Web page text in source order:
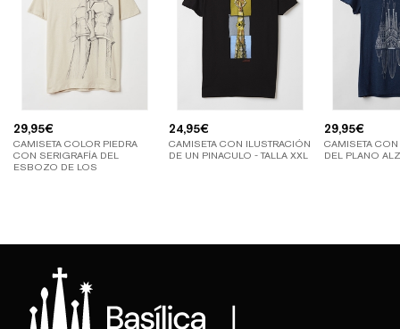
29,95€
CAMISETA COLOR PIEDRA
CON SERIGRAFÍA DEL
ESBOZO DE LOS
24,95€
CAMISETA CON ILUSTRACIÓN
DE UN PINACULO - TALLA XXL
29,95€
CAMISETA
DEL PLANO